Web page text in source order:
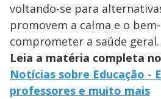
voltando-se para
promovem a calma e o
comprometer a saúde geral.
Leia a matéria completa
Notícias sobre Educação -
professores e muito mais